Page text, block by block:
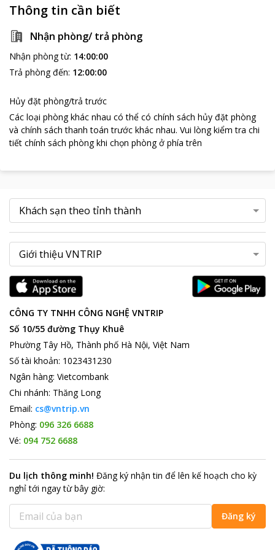
Cách khách sạn khoảng 1,5km, chợ Hàn là điểm mua sắm du
lịch nổi tiếng nằm ngay trung tâm thành phố. Các mặt hàng ở
đây khá đa dạng và phong phú, từ giày dép, túi xách, vải vóc,
quần áo tới đồ lưu niệm, quà tặng nhỏ xinh... nhưng nổi tiếng
nhất vẫn là những loại hải sản và hoa quả tươi ngon. Đặc biệt du
khách rất dễ tìm thấy những thức quà đặc sản của Đà Nẵng ở
các hàng mắm, hàng khô trong chợ.
Nhờ nét đặc sắc vẫn còn tồn tại sau một thời gian dài mà chợ
Hàn không những phục vụ nhu cầu mua sắm của người dân mà
còn trở thành điểm đến thu hút nhiều du khách nước ngoài.
Thông tin cần biết
Nhận phòng/ trả phòng
Nhận phòng từ: 14:00:00
Trả phòng đến: 12:00:00
Hủy đặt phòng/trả trước
Các loại phòng khác nhau có thể có chính sách hủy đặt phòng
và chính sách thanh toán trước khác nhau. Vui lòng kiểm tra chi
tiết chính sách phòng khi chọn phòng ở phía trên
CÔNG TY TNHH CÔNG NGHỆ VNTRIP
Số 10/55 đường Thụy Khuê
Phường Tây Hồ, Thành phố Hà Nội, Việt Nam
Số tài khoản: 1023431230
Ngân hàng: Vietcombank
Chi nhánh: Thăng Long
Email: cs@vntrip.vn
Phòng: 096 326 6688
Vé: 094 752 6688
Du lịch thông minh! Đăng ký nhận tin để lên kế hoạch cho kỳ
nghỉ tới ngay từ bây giờ:
Đăng ký